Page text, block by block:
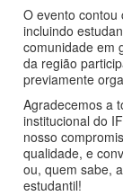
O evento contou
incluindo
comunidade em
da região
previamente
Agradecemos a
institucional do
nosso
qualidade, e
ou, quem sabe,
estudantil!